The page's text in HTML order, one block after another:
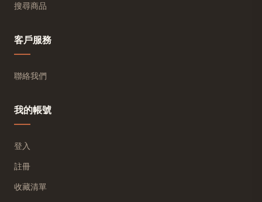
搜尋商品
客戶服務
聯絡我們
我的帳號
登入
註冊
收藏清單